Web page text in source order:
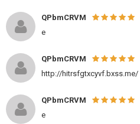
QPbmCRVM
e
QPbmCRVM
http://hitrsfgtxcyvf.bxss.me/
QPbmCRVM
e